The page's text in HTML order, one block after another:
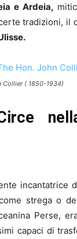
e Ardeia,
tradizioni, il
Collier ( 1850-1934)
incantatrice
strega o
Perse,
capaci di